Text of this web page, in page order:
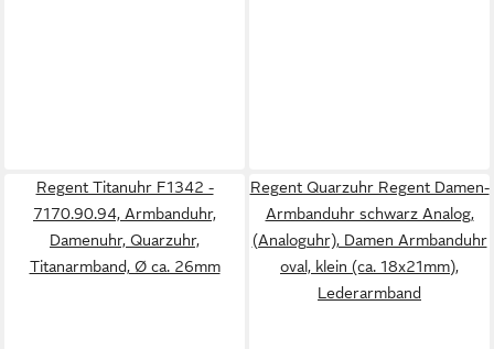
Regent Titanuhr F1342 -
7170.90.94, Armbanduhr,
Damenuhr, Quarzuhr,
Titanarmband, Ø ca. 26mm
Regent Quarzuhr Regent Damen-
Armbanduhr schwarz Analog,
(Analoguhr), Damen Armbanduhr
oval, klein (ca. 18x21mm),
Lederarmband